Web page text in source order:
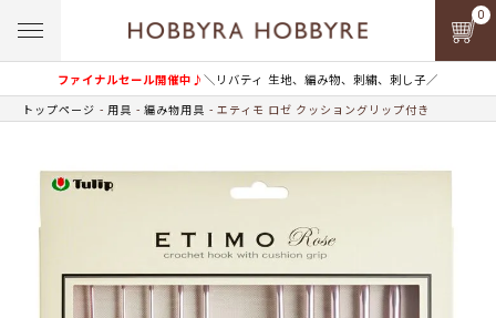
ファイナルセール開催中♪＼リバティ 生地、編み物、刺繍、刺し子／
0
トップページ 用具 編み物用具 エティモ ロゼ クッショングリップ付き